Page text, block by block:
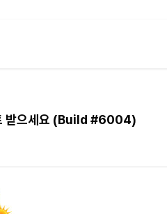
받으세요 (Build #6004)